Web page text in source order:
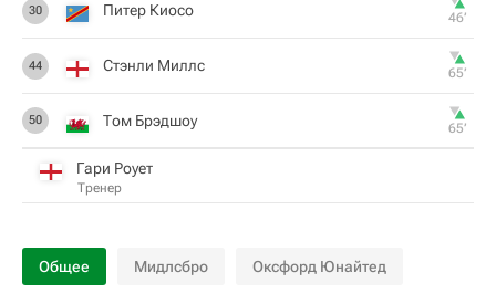
30 Питер Киосо 46‎’‎
44 Стэнли Миллс 65‎’‎
50 Том Брэдшоу 65‎’‎
Гари Роует
Тренер
Общее Мидлсбро Оксфорд Юнайтед